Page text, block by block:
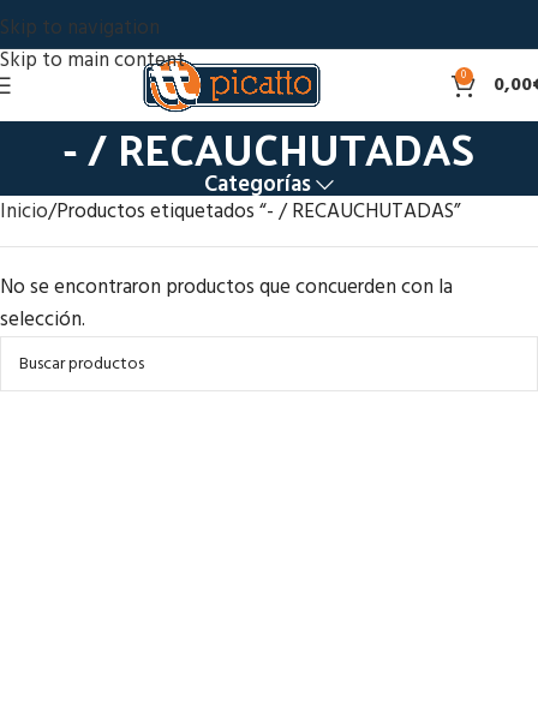
Skip to navigation
Skip to main content
0 0,00
- / RECAUCHUTADAS
Categorías
Inicio Productos etiquetados “- / RECAUCHUTADAS”
No se encontraron productos que concuerden con la
selección.